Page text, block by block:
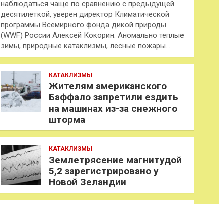
наблюдаться чаще по сравнению с предыдущей
десятилеткой, уверен директор Климатической
программы Всемирного фонда дикой природы
(WWF) России Алексей Кокорин. Аномально теплые
зимы, природные катаклизмы, лесные пожары…
КАТАКЛИЗМЫ
Жителям американского
Баффало запретили ездить
на машинах из-за снежного
шторма
КАТАКЛИЗМЫ
Землетрясение магнитудой
5,2 зарегистрировано у
Новой Зеландии